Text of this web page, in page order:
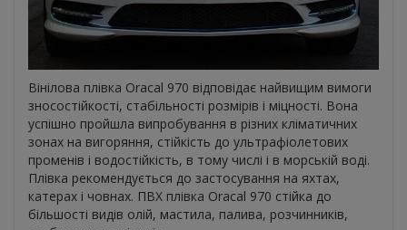
Вінілова плівка Oracal 970 відповідає найвищим вимоги
зносостійкості, стабільності розмірів і міцності. Вона
успішно пройшла випробування в різних кліматичних
зонах на вигоряння, стійкість до ультрафіолетових
променів і водостійкість, в тому числі і в морській воді.
Плівка рекомендується до застосування на яхтах,
катерах і човнах. ПВХ плівка Oracal 970 стійка до
більшості видів олій, мастила, палива, розчинників,